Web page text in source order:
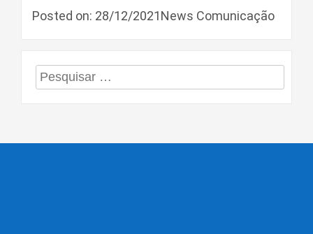
Posted on: 28/12/2021News Comunicação
Pesquisar
por: